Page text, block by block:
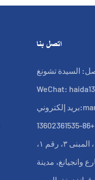
اتصل بنا
السيدة تشونغ
WeChat:
بريد إلكتروني:
العنوان: الغرفة ١٠١، المبنى ٣، رقم ١،
وانجيانغ، مدينة